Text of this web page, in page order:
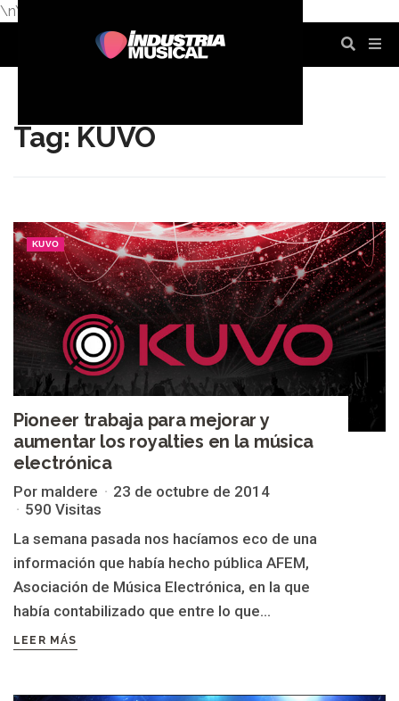
\n\n
Tag: KUVO
KUVO
Pioneer trabaja para mejorar y
aumentar los royalties en la música
electrónica
Por maldere
23 de octubre de 2014
590 Visitas
La semana pasada nos hacíamos eco de una
información que había hecho pública AFEM,
Asociación de Música Electrónica, en la que
había contabilizado que entre lo que...
LEER MÁS